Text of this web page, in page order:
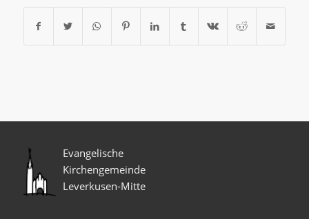
Evangelische
Kirchengemeinde
Leverkusen-Mitte